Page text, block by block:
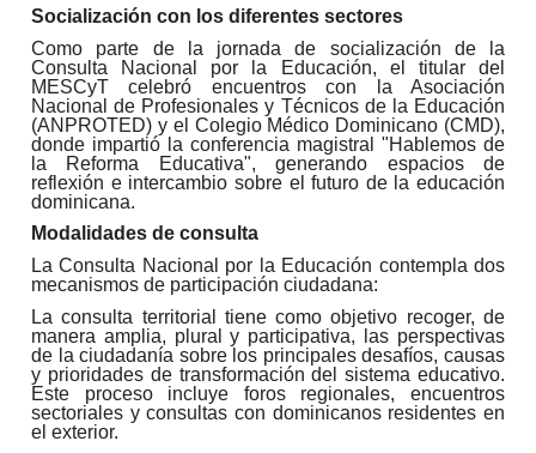
Socialización con los diferentes sectores
Como parte de la jornada de socialización de la
Consulta Nacional por la Educación, el titular del
MESCyT celebró encuentros con la Asociación
Nacional de Profesionales y Técnicos de la Educación
(ANPROTED) y el Colegio Médico Dominicano (CMD),
donde impartió la conferencia magistral "Hablemos de
la Reforma Educativa", generando espacios de
reflexión e intercambio sobre el futuro de la educación
dominicana.
Modalidades de consulta
La Consulta Nacional por la Educación contempla dos
mecanismos de participación ciudadana:
La consulta territorial tiene como objetivo recoger, de
manera amplia, plural y participativa, las perspectivas
de la ciudadanía sobre los principales desafíos, causas
y prioridades de transformación del sistema educativo.
Este proceso incluye foros regionales, encuentros
sectoriales y consultas con dominicanos residentes en
el exterior.